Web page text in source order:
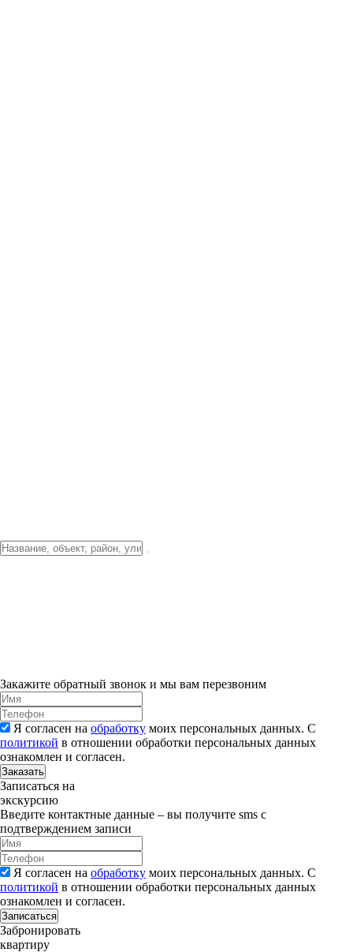
Закажите обратный звонок и мы вам перезвоним
Я согласен на обработку моих персональных данных. С
политикой в отношении обработки персональных данных
ознакомлен и согласен.
Заказать
Записаться на
экскурсию
Введите контактные данные – вы получите sms с
подтверждением записи
Я согласен на обработку моих персональных данных. С
политикой в отношении обработки персональных данных
ознакомлен и согласен.
Записаться
Забронировать
квартиру